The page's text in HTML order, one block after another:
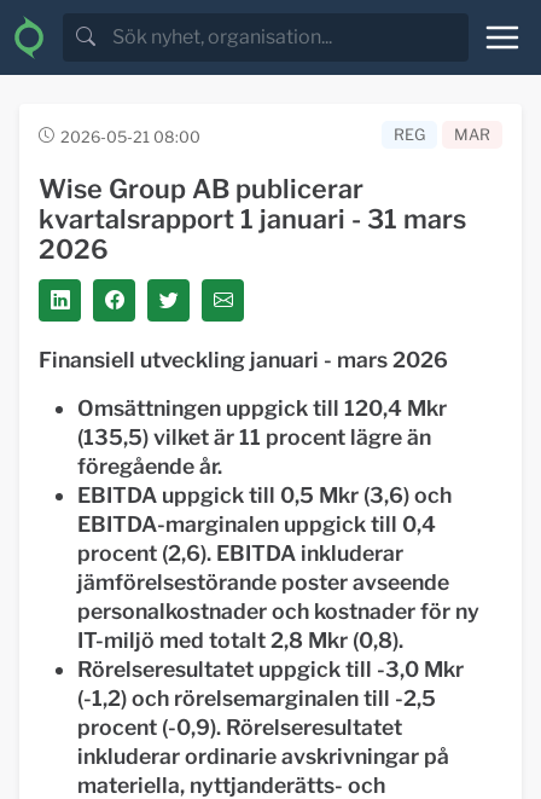
2026-05-21 08:00 REG MAR
Wise Group AB publicerar
kvartalsrapport 1 januari - 31 mars
2026
Finansiell utveckling januari - mars 2026
Omsättningen uppgick till 120,4 Mkr
(135,5) vilket är 11 procent lägre än
föregående år.
EBITDA uppgick till 0,5 Mkr (3,6) och
EBITDA-marginalen uppgick till 0,4
procent (2,6). EBITDA inkluderar
jämförelsestörande poster avseende
personalkostnader och kostnader för ny
IT-miljö med totalt 2,8 Mkr (0,8).
Rörelseresultatet uppgick till -3,0 Mkr
(-1,2) och rörelsemarginalen till -2,5
procent (-0,9). Rörelseresultatet
inkluderar ordinarie avskrivningar på
materiella, nyttjanderätts- och